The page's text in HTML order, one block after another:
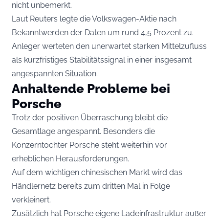
nicht unbemerkt.
Laut Reuters legte die Volkswagen-Aktie nach
Bekanntwerden der Daten um rund 4,5 Prozent zu.
Anleger werteten den unerwartet starken Mittelzufluss
als kurzfristiges Stabilitätssignal in einer insgesamt
angespannten Situation.
Anhaltende Probleme bei
Porsche
Trotz der positiven Überraschung bleibt die
Gesamtlage angespannt. Besonders die
Konzerntochter Porsche steht weiterhin vor
erheblichen Herausforderungen.
Auf dem wichtigen chinesischen Markt wird das
Händlernetz bereits zum dritten Mal in Folge
verkleinert.
Zusätzlich hat Porsche eigene Ladeinfrastruktur außer